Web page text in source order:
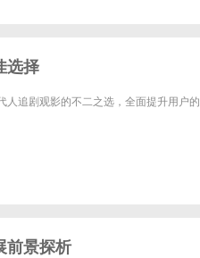
选择
追剧观影的不二之选，全面提升用户
前景探析